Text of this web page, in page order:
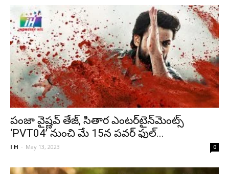
పంజా వైష్ణవ్ తేజ్, సితార ఎంటర్‌టైన్‌మెంట్స్
‘PVT04’ నుంచి మే 15న పవర్ ఫుల్...
I H - May 13, 2023 0